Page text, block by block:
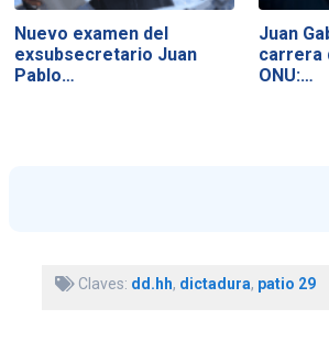
Nuevo examen del
exsubsecretario Juan
Pablo…
Juan
carrera
ONU:…
Claves: dd.hh, dictadura, patio 29